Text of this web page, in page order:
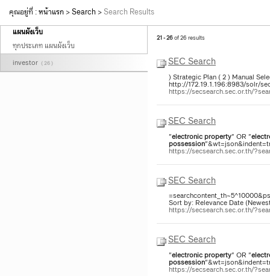
คุณอยู่ที่ :หน้าแรก >Search >Search Results
แผนผังเว็บ
ทุกประเภท แผนผังเว็บ
investor ( 26 )
21 - 26of 26 results
SEC Search
) Strategic Plan ( 2 ) Manual
http://172.19.1.196:8983/solr/
https://secsearch.sec.or.th/
SEC Search
"electronicproperty" OR "
possession
https://secsearch.sec.or.th/
SEC Search
Sort by: Relevance Date
https://secsearch.sec.or.th/
SEC Search
"electronicproperty" OR "
possession
https://secsearch.sec.or.th/